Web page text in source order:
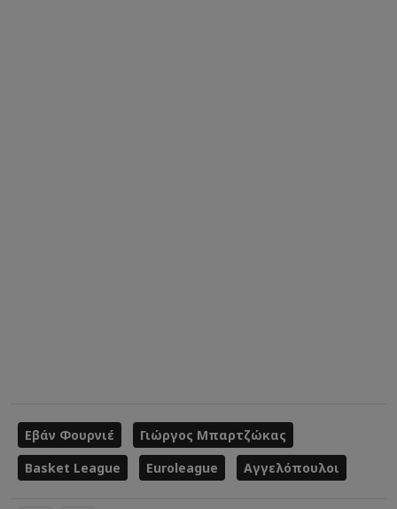
Εβάν Φουρνιέ
Γιώργος Μπαρτζώκας
Basket League
Euroleague Αγγελόπουλοι